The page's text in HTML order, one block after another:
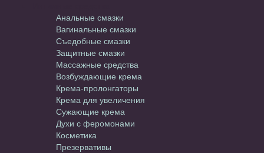
Анальные смазки
Вагинальные смазки
Съедобные смазки
Защитные смазки
Массажные средства
Возбуждающие крема
Крема-пролонгаторы
Крема для увеличения
Сужающие крема
Духи с феромонами
Косметика
Презервативы